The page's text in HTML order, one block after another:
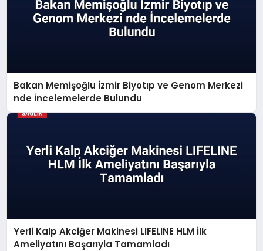
Bakan Memişoğlu İzmir Biyotıp ve Genom Merkezi
nde İncelemelerde Bulundu
Yerli Kalp Akciğer Makinesi LIFELINE HLM İlk
Ameliyatını Başarıyla Tamamladı